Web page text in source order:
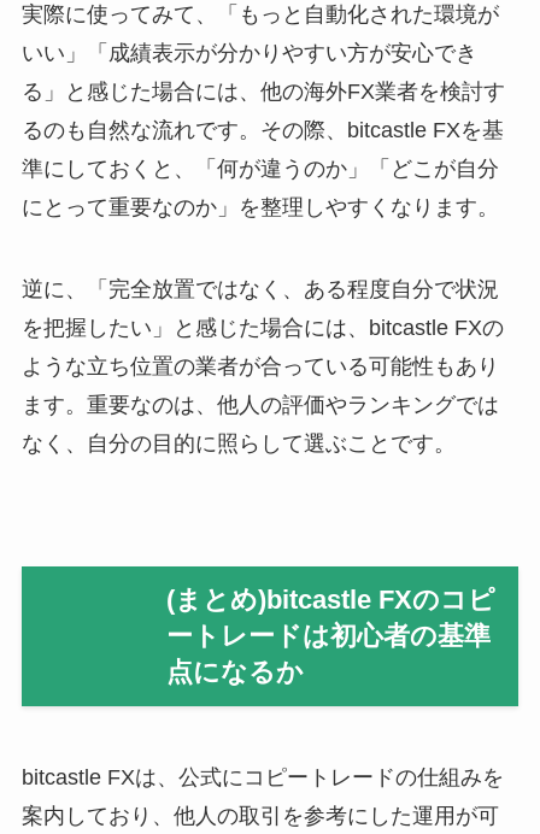
実際に使ってみて、「もっと自動化された環境が
いい」「成績表示が分かりやすい方が安心でき
る」と感じた場合には、他の海外FX業者を検討す
るのも自然な流れです。その際、bitcastle FXを基
準にしておくと、「何が違うのか」「どこが自分
にとって重要なのか」を整理しやすくなります。
逆に、「完全放置ではなく、ある程度自分で状況
を把握したい」と感じた場合には、bitcastle FXの
ような立ち位置の業者が合っている可能性もあり
ます。重要なのは、他人の評価やランキングでは
なく、自分の目的に照らして選ぶことです。
(まとめ)bitcastle FXのコピ
ートレードは初心者の基準
点になるか
bitcastle FXは、公式にコピートレードの仕組みを
案内しており、他人の取引を参考にした運用が可